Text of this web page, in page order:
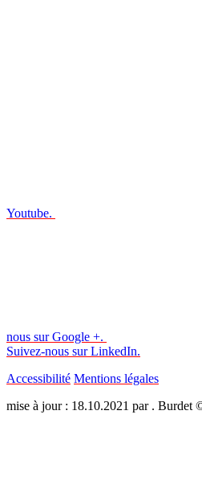
Youtube.
nous sur Google +.
Suivez-nous sur LinkedIn.
Accessibilité Mentions légales
mise à jour : 18.10.2021 par .